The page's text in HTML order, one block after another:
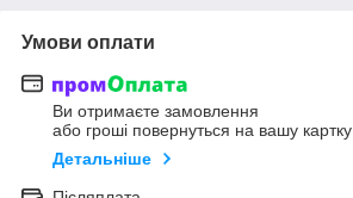
Умови оплати
Ви отримаєте замовлення
або гроші повернуться на вашу картку
Детальніше